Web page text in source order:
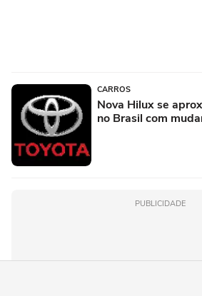
CARROS
Nova Hilux se
no Brasil com
PUBLICIDADE